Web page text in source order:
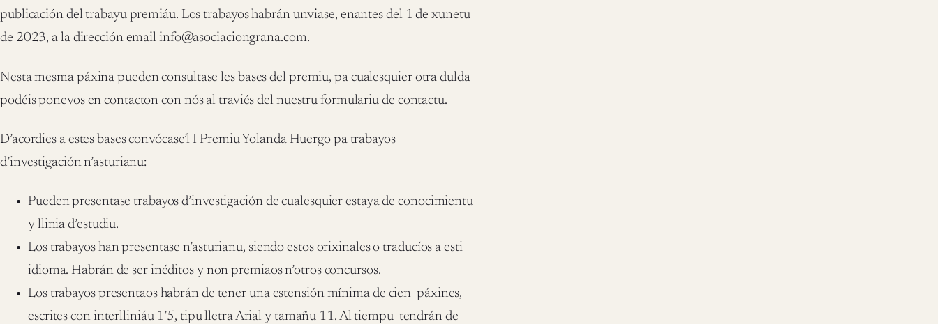
publicación del trabayu premiáu. Los trabayos habrán unviase, enantes del 1 de xunetu
de 2023, a la dirección email info@asociaciongrana.com.
Nesta mesma páxina pueden consultase les bases del premiu, pa cualesquier otra dulda
podéis ponevos en contacton con nós al traviés del nuestru formulariu de contactu.
D’acordies a estes bases convócase’l I Premiu Yolanda Huergo pa trabayos
d’investigación n’asturianu:
Pueden presentase trabayos d’investigación de cualesquier estaya de conocimientu
y llinia d’estudiu.
Los trabayos han presentase n’asturianu, siendo estos orixinales o traducíos a esti
idioma. Habrán de ser inéditos y non premiaos n’otros concursos.
Los trabayos presentaos habrán de tener una estensión mínima de cien páxines,
escrites con interlliniáu 1’5, tipu lletra Arial y tamañu 11. Al tiempu tendrán de